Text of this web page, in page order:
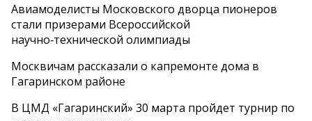
Авиамоделисты Московского дворца пионеров
стали призерами Всероссийской
научно‑технической олимпиады
Москвичам рассказали о капремонте дома в
Гагаринском районе
В ЦМД «Гагаринский» 30 марта пройдет турнир по